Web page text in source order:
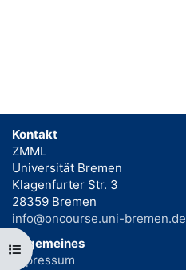
Kursindex öffnen
Kontakt
ZMML
Universität Bremen
Klagenfurter Str. 3
28359 Bremen
info@oncourse.uni-bremen.de
Allgemeines
Impressum